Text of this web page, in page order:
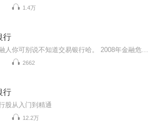
1.4万
行
2662
行
股从入门到精通
12.2万